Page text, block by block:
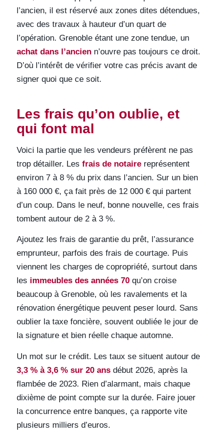
l’ancien, il est réservé aux zones dites détendues,
avec des travaux à hauteur d’un quart de
l’opération. Grenoble étant une zone tendue, un
achat dans l’ancienn’ouvre pas toujours ce droit.
D’où l’intérêt de vérifier votre cas précis avant de
signer quoi que ce soit.
Les frais qu’on oublie, et
qui font mal
Voici la partie que les vendeurs préfèrent ne pas
trop détailler. Les frais de notairereprésentent
environ 7 à 8 % du prix dans l’ancien. Sur un bien
à 160 000 €, ça fait près de 12 000 € qui partent
d’un coup. Dans le neuf, bonne nouvelle, ces frais
tombent autour de 2 à 3 %.
Ajoutez les frais de garantie du prêt, l’assurance
emprunteur, parfois des frais de courtage. Puis
viennent les charges de copropriété, surtout dans
les immeubles des années 70qu’on croise
beaucoup à Grenoble, où les ravalements et la
rénovation énergétique peuvent peser lourd. Sans
oublier la taxe foncière, souvent oubliée le jour de
la signature et bien réelle chaque automne.
Un mot sur le crédit. Les taux se situent autour de
3,3 % à 3,6 % sur 20 ansdébut 2026, après la
flambée de 2023. Rien d’alarmant, mais chaque
dixième de point compte sur la durée. Faire jouer
la concurrence entre banques, ça rapporte vite
plusieurs milliers d’euros.